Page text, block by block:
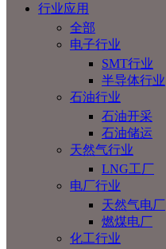
行业应用
全部
电子行业
SMT行业
半导体行业
石油行业
石油开采
石油储运
天然气行业
LNG工厂
电厂行业
天然气电厂
燃煤电厂
化工行业